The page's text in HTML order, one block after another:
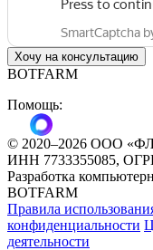
Хочу на консультацию
BOTFARM
Помощь:
© 2020–2026 ООО
ИНН 7733355085,
Разработка
BOTFARM
Правила
конфиденциальности
деятельности